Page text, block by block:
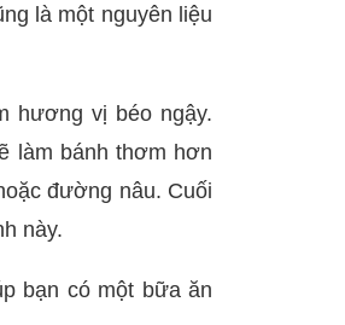
là một nguyên liệu
hương vị béo ngậy.
làm bánh thơm hơn
đường nâu. Cuối
này.
bạn có một bữa ăn